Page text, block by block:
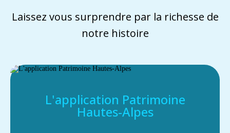
Laissez vous surprendre par la richesse de
notre histoire
L'application Patrimoine
Hautes-Alpes